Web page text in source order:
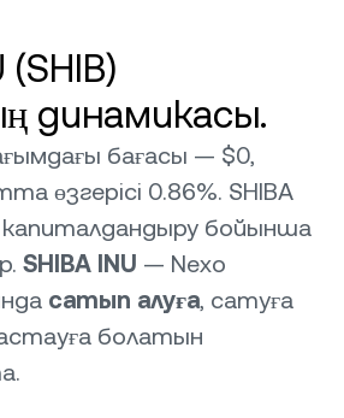
(SHIB)
динамикасы.
бағасы — $0,
өзгерісі 0.86%. SHIBA
бойынша
SHIBA INU — Nexo
сатып алуға, сатуға
болатын